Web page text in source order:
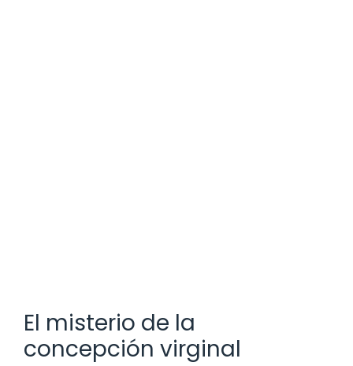
El misterio de la
concepción virginal